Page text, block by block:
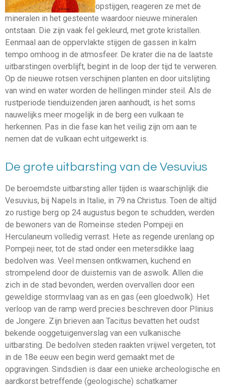
opstijgen, reageren ze met de
mineralen in het gesteente waardoor nieuwe mineralen
ontstaan. Die zijn vaak fel gekleurd, met grote kristallen.
Eenmaal aan de oppervlakte stijgen de gassen in kalm
tempo omhoog in de atmosfeer. De krater die na de laatste
uitbarstingen overblijft, begint in de loop der tijd te verweren.
Op de nieuwe rotsen verschijnen planten en door uitslijting
van wind en water worden de hellingen minder steil. Als de
rustperiode tienduizenden jaren aanhoudt, is het soms
nauwelijks meer mogelijk in de berg een vulkaan te
herkennen. Pas in die fase kan het veilig zijn om aan te
nemen dat de vulkaan echt uitgewerkt is.
De grote uitbarsting van de Vesuvius
De beroemdste uitbarsting aller tijden is waarschijnlijk die
Vesuvius, bij Napels in Italie, in 79 na Christus. Toen de altijd
zo rustige berg op 24 augustus begon te schudden, werden
de bewoners van de Romeinse steden Pompeji en
Herculaneum volledig verrast. Hete as regende urenlang op
Pompeji neer, tot de stad onder een metersdikke laag
bedolven was. Veel mensen ontkwamen, kuchend en
strompelend door de duisternis van de aswolk. Allen die
zich in de stad bevonden, werden overvallen door een
geweldige stormvlaag van as en gas (een gloedwolk). Het
verloop van de ramp werd precies beschreven door Plinius
de Jongere. Zijn brieven aan Tacitus bevatten het oudst
bekende ooggetuigenverslag van een vulkanische
uitbarsting. De bedolven steden raakten vrijwel vergeten, tot
in de 18e eeuw een begin werd gemaakt met de
opgravingen. Sindsdien is daar een unieke archeologische en
aardkorst betreffende (geologische) schatkamer